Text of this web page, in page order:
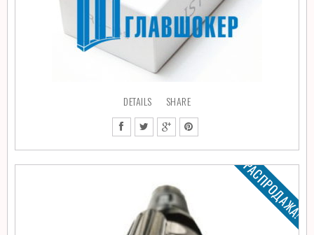
DETAILS SHARE
РАСПРОДАЖА!